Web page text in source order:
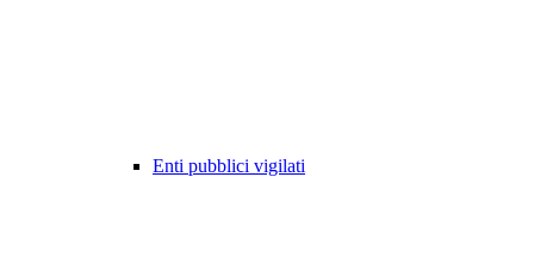
Enti pubblici vigilati